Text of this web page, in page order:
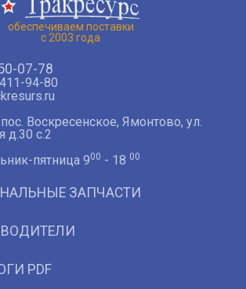
обеспечиваем поставки
с 2003 года
07-78
94-80
Воскресенское, Ямонтово, ул.
д.30 с.2
пятница 900 - 18 00
ЗАПЧАСТИ
PDF